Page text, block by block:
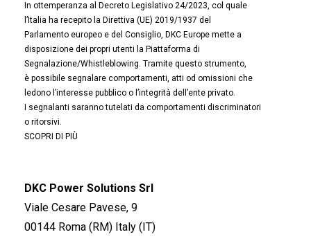
In ottemperanza al Decreto Legislativo 24/2023, col quale
l’Italia ha recepito la Direttiva (UE) 2019/1937 del
Parlamento europeo e del Consiglio, DKC Europe mette a
disposizione dei propri utenti la Piattaforma di
Segnalazione/Whistleblowing. Tramite questo strumento,
è possibile segnalare comportamenti, atti od omissioni che
ledono l’interesse pubblico o l’integrità dell’ente privato.
I segnalanti saranno tutelati da comportamenti discriminatori
o ritorsivi.
SCOPRI DI PIÙ
DKC Power Solutions Srl
Viale Cesare Pavese, 9
00144 Roma (RM) Italy (IT)